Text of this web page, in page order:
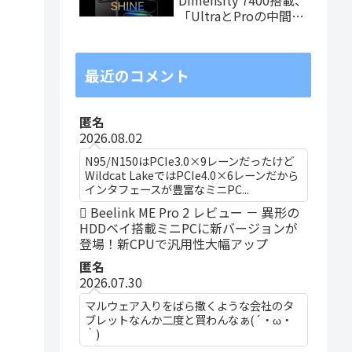
「UltraとProの中間ス
最近のコメント
匿名
2026.08.02
N95/N150はPCIe3.0×9レーンだったけど
Wildcat LakeではPCIe4.0×6レーンだから
インタフェースが豊富なミニPC...
Beelink ME Pro 2 レビュー － 異形の
HDDベイ搭載ミニPCに新バージョンが
登場！新CPUで汎用性大幅アップ
匿名
2026.07.30
マルウェア入りをばら撒くような会社のタ
ブレットなんか二度と買わんなぁ(´・ω・
｀)